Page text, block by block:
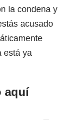
la condena y
acusado
está ya
aquí